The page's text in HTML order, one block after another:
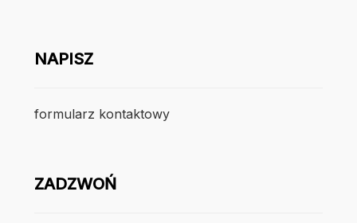
NAPISZ
formularz kontaktowy
ZADZWOŃ